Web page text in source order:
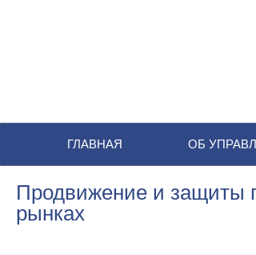
ГЛАВНАЯ ОБ
Продвижение и защиты
рынках